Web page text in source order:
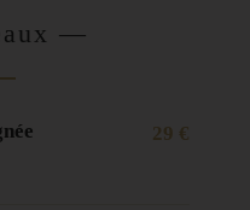
—
29 €